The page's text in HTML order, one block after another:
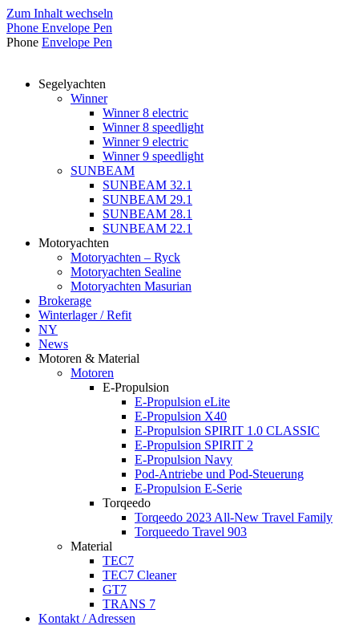
Zum Inhalt wechseln
Phone Envelope Pen
Phone Envelope Pen
Segelyachten
Winner
Winner 8 electric
Winner 8 speedlight
Winner 9 electric
Winner 9 speedlight
SUNBEAM
SUNBEAM 32.1
SUNBEAM 29.1
SUNBEAM 28.1
SUNBEAM 22.1
Motoryachten
Motoryachten – Ryck
Motoryachten Sealine
Motoryachten Masurian
Brokerage
Winterlager / Refit
NY
News
Motoren & Material
Motoren
E-Propulsion
E-Propulsion eLite
E-Propulsion X40
E-Propulsion SPIRIT 1.0 CLASSIC
E-Propulsion SPIRIT 2
E-Propulsion Navy
Pod-Antriebe und Pod-Steuerung
E-Propulsion E-Serie
Torqeedo
Torqeedo 2023 All-New Travel Family
Torqueedo Travel 903
Material
TEC7
TEC7 Cleaner
GT7
TRANS 7
Kontakt / Adressen